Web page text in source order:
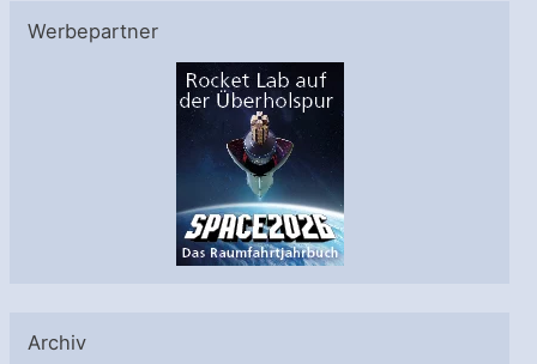
Werbepartner
Archiv